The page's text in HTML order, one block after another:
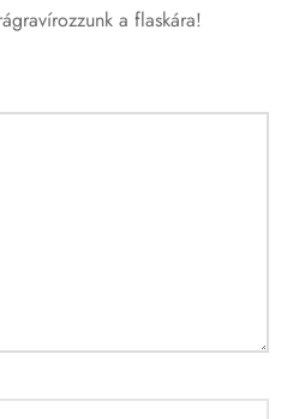
a flaskára!